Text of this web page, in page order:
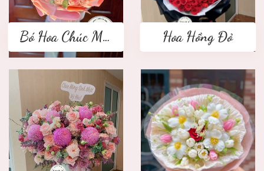
Bó Hoa Chúc Mừng Hoa Hồng Đỏ